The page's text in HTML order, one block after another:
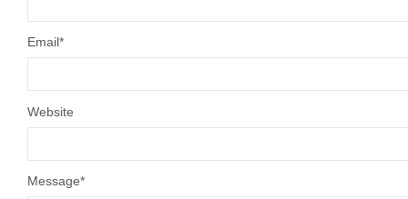
Message*
Email*
Website